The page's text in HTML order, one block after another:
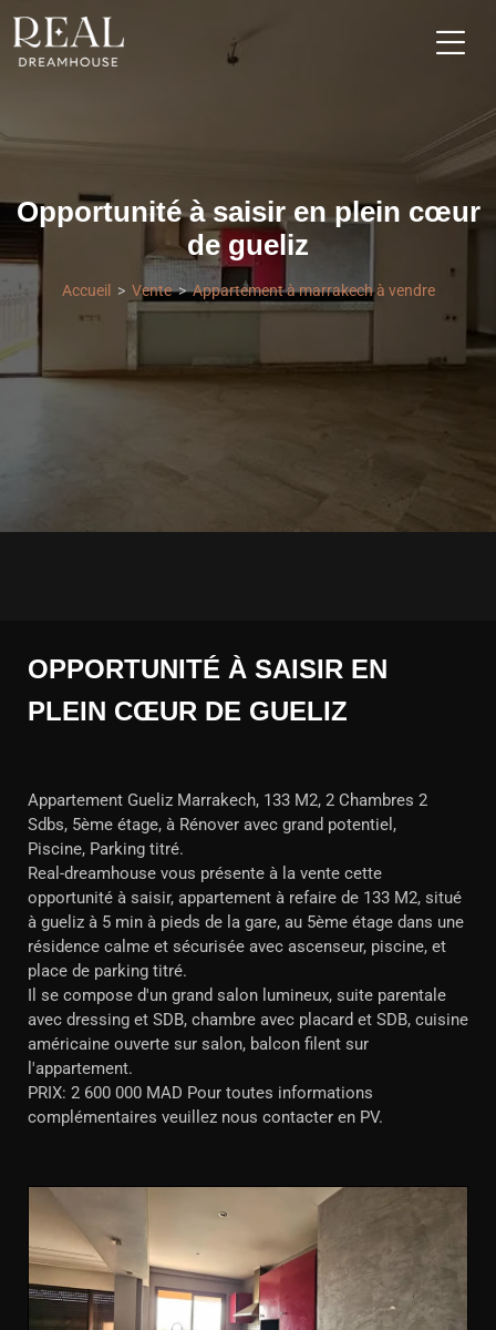
Opportunité à saisir en plein cœur
de gueliz
Accueil Vente Appartement à marrakech à vendre
OPPORTUNITÉ À SAISIR EN
PLEIN CŒUR DE GUELIZ
Appartement Gueliz Marrakech, 133 M2, 2 Chambres 2
Sdbs, 5ème étage, à Rénover avec grand potentiel,
Piscine, Parking titré.
Real-dreamhouse vous présente à la vente cette
opportunité à saisir, appartement à refaire de 133 M2, situé
à gueliz à 5 min à pieds de la gare, au 5ème étage dans une
résidence calme et sécurisée avec ascenseur, piscine, et
place de parking titré.
Il se compose d'un grand salon lumineux, suite parentale
avec dressing et SDB, chambre avec placard et SDB, cuisine
américaine ouverte sur salon, balcon filent sur
l'appartement.
PRIX: 2 600 000 MAD Pour toutes informations
complémentaires veuillez nous contacter en PV.